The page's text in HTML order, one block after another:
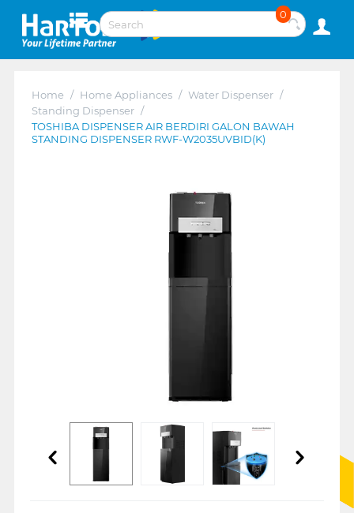
0
Home / Home Appliances / Water Dispenser /
Standing Dispenser /
TOSHIBA DISPENSER AIR BERDIRI GALON BAWAH
STANDING DISPENSER RWF-W2035UVBID(K)